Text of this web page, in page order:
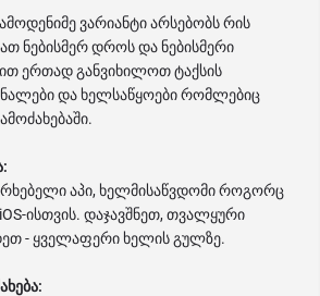
ვარიანტი არსებობს რის
ნებისმერ დროს და ნებისმერი
ერთად განვიხილოთ ტაქსის
და ხელსაწყოები რომლებიც
აპი, ხელმისაწვდომი როგორც
ისთვის. დაჯავშნეთ, თვალყური
- ყველაფერი ხელის გულზე.